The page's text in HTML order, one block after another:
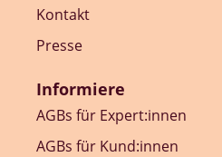
Kontakt
Presse
Informiere
AGBs für Expert:innen
AGBs für Kund:innen